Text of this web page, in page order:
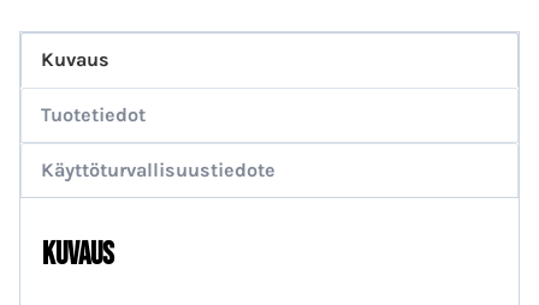
Ilmansuodatin
(3
kpl)
määrä
Kuvaus
Tuotetiedot
Käyttöturvallisuustiedote
Kuvaus